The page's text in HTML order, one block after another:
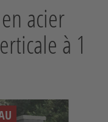
acier
à 1